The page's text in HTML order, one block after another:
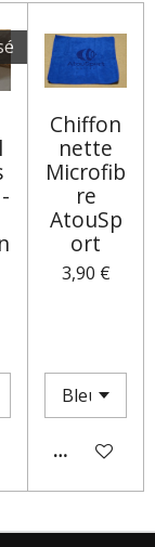
SI DISPONIBLE
Chiffon
nette
Microfib
re
AtouSp
ort
3,90 €
AJOUTER